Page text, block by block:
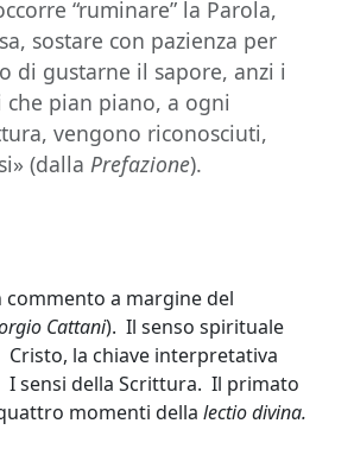
“ruminare” la Parola,
sostare con pazienza per
di gustarne il sapore, anzi i
che pian piano, a ogni
vengono riconosciuti,
(dalla Prefazione).
commento a margine del
Cattani). Il senso spirituale
la chiave interpretativa
I sensi della Scrittura. Il primato
momenti della lectio divina.